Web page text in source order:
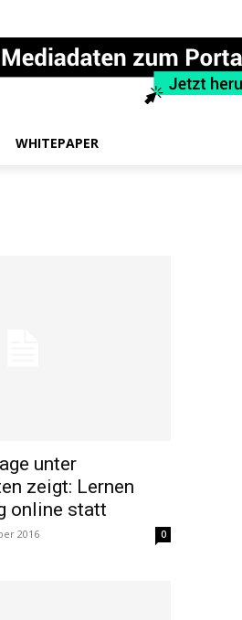
WHITEPAPER
unter
zeigt: Lernen
online statt
2016 0